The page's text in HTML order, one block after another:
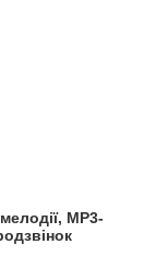
MP3-